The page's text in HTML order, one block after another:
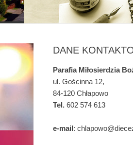
DANE
Parafia Miłosierdzia
ul. Gościnna 12,
84-120 Chłapowo
Tel. 602 574 613
e-mail: